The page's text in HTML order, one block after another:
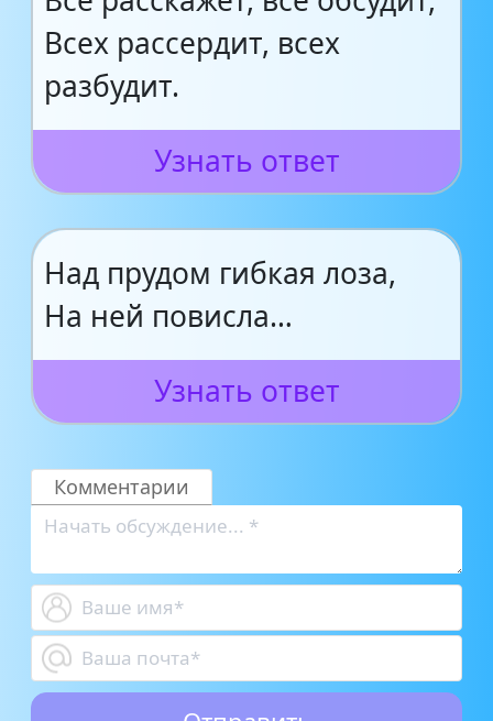
Всех рассердит, всех
разбудит.
Узнать ответ
Над прудом гибкая лоза,
На ней повисла…
Узнать ответ
Комментарии